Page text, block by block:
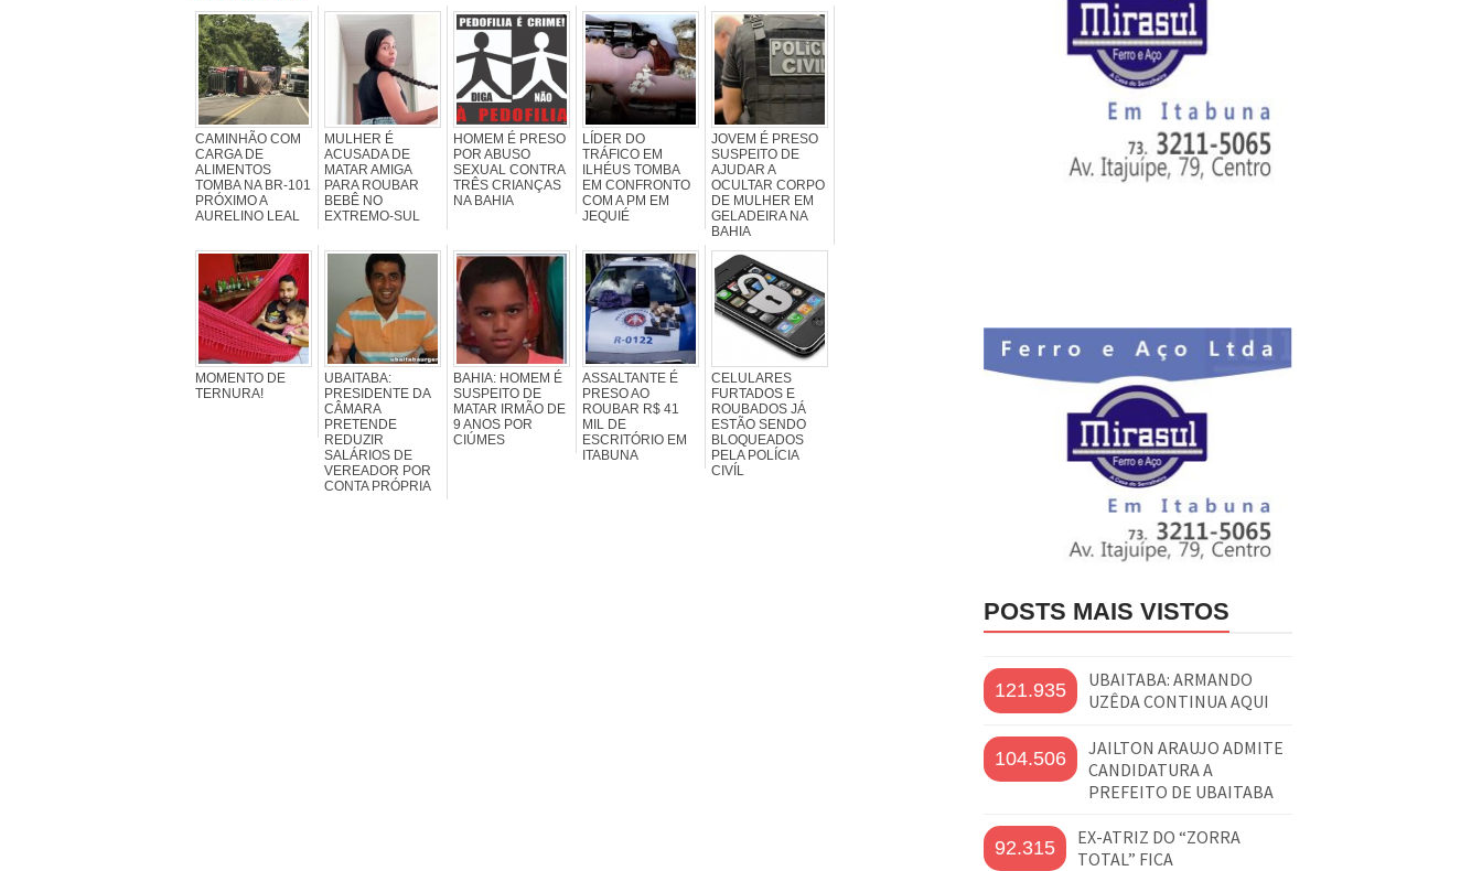
CAMINHÃO COM
CARGA DE
ALIMENTOS
TOMBA NA BR-101
PRÓXIMO A
AURELINO LEAL
MULHER É
ACUSADA DE
MATAR AMIGA
PARA ROUBAR
BEBÊ NO
EXTREMO-SUL
HOMEM É PRESO
POR ABUSO
SEXUAL CONTRA
TRÊS CRIANÇAS
NA BAHIA
LÍDER DO
TRÁFICO EM
ILHÉUS TOMBA
EM CONFRONTO
COM A PM EM
JEQUIÉ
JOVEM É PRESO
SUSPEITO DE
AJUDAR A
OCULTAR CORPO
DE MULHER EM
GELADEIRA NA
BAHIA
MOMENTO DE
TERNURA!
UBAITABA:
PRESIDENTE DA
CÂMARA
PRETENDE
REDUZIR
SALÁRIOS DE
VEREADOR POR
CONTA PRÓPRIA
BAHIA: HOMEM É
SUSPEITO DE
MATAR IRMÃO DE
9 ANOS POR
CIÚMES
ASSALTANTE É
PRESO AO
ROUBAR R$ 41
MIL DE
ESCRITÓRIO EM
ITABUNA
CELULARES
FURTADOS E
ROUBADOS JÁ
ESTÃO SENDO
BLOQUEADOS
PELA POLÍCIA
CIVÍL
POSTS MAIS VISTOS
121.935
UBAITABA: ARMANDO
UZÊDA CONTINUA AQUI
104.506
JAILTON ARAUJO ADMITE
CANDIDATURA A
PREFEITO DE UBAITABA
92.315
EX-ATRIZ DO “ZORRA
TOTAL” FICA